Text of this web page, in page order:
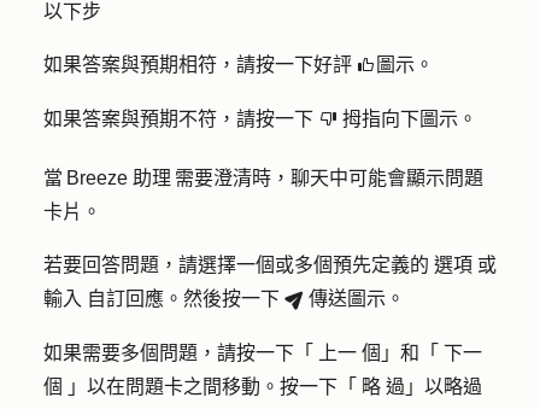
以下步
如果答案與預期相符，請按一下好評 thumbsUpIcon 圖示 。
如果答案與預期不符，請按一下 thumbsDownIcon 拇指向下圖示。
當 Breeze 助理 需要澄清時，聊天中可能會顯示問題
卡片。
若要回答問題，請選擇一個或多個預先定義的 選項 或
輸入 自訂回應 。然後按一下 breezeSendIcon 傳送 圖示。
如果需要多個問題，請按一下「 上一 個」和「 下一
個 」以在問題卡之間移動。按一下「 略 過」以略過